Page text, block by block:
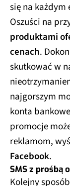
się na
Oszuści na
produktami
cenach.
skutkować w
najgorszym
konta
promocje
reklamom,
Facebook.
SMS z prośbą
Kolejny